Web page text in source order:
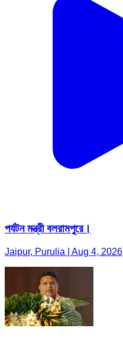
পর্যটন মন্ত্রী বলরামপুরে।
Jaipur, Purulia | Aug 4, 2026